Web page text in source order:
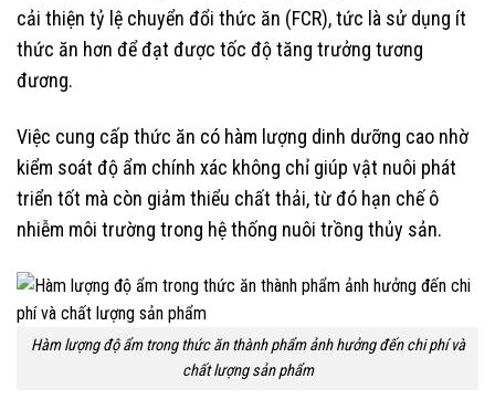
cải thiện tỷ lệ chuyển đổi thức ăn (FCR), tức là sử dụng ít
thức ăn hơn để đạt được tốc độ tăng trưởng tương
đương.
Việc cung cấp thức ăn có hàm lượng dinh dưỡng cao nhờ
kiểm soát độ ẩm chính xác không chỉ giúp vật nuôi phát
triển tốt mà còn giảm thiểu chất thải, từ đó hạn chế ô
nhiễm môi trường trong hệ thống nuôi trồng thủy sản.
Hàm lượng độ ẩm trong thức ăn thành phẩm ảnh hưởng đến chi phí và
chất lượng sản phẩm